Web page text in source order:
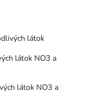
látok
látok NO3 a
látok NO3 a